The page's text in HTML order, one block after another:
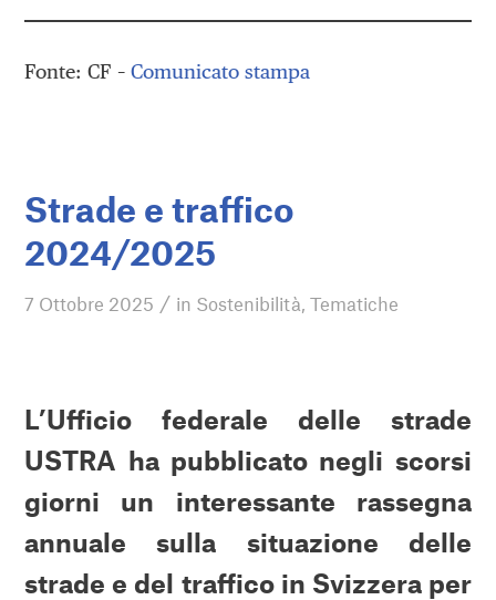
Fonte: CF –Comunicato stampa
Strade e traffico
2024/2025
7 Ottobre 2025 / in Sostenibilità ,Tematiche
L’Ufficio federale delle strade
USTRA ha pubblicato negli scorsi
giorni un interessante rassegna
annuale sulla situazione delle
strade e del traffico in Svizzera per